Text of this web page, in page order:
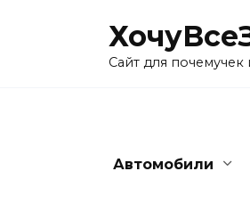
Сайт для
Автомобили